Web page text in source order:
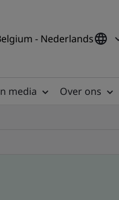
- Nederlands
media
Over ons